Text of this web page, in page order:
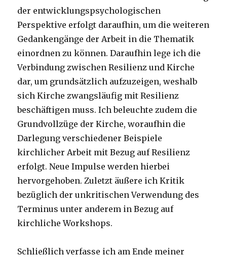
der entwicklungspsychologischen
Perspektive erfolgt daraufhin, um die weiteren
Gedankengänge der Arbeit in die Thematik
einordnen zu können. Daraufhin lege ich die
Verbindung zwischen Resilienz und Kirche
dar, um grundsätzlich aufzuzeigen, weshalb
sich Kirche zwangsläufig mit Resilienz
beschäftigen muss. Ich beleuchte zudem die
Grundvollzüge der Kirche, woraufhin die
Darlegung verschiedener Beispiele
kirchlicher Arbeit mit Bezug auf Resilienz
erfolgt. Neue Impulse werden hierbei
hervorgehoben. Zuletzt äußere ich Kritik
bezüglich der unkritischen Verwendung des
Terminus unter anderem in Bezug auf
kirchliche Workshops.
Schließlich verfasse ich am Ende meiner